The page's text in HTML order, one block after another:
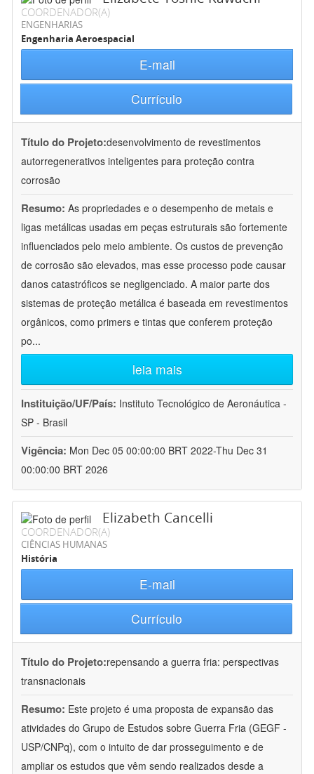
COORDENADOR(A)
ENGENHARIAS
Engenharia Aeroespacial
E-mail
Currículo
Título do Projeto:desenvolvimento de revestimentos
autorregenerativos inteligentes para proteção contra
corrosão
Resumo: As propriedades e o desempenho de metais e
ligas metálicas usadas em peças estruturais são fortemente
influenciados pelo meio ambiente. Os custos de prevenção
de corrosão são elevados, mas esse processo pode causar
danos catastróficos se negligenciado. A maior parte dos
sistemas de proteção metálica é baseada em revestimentos
orgânicos, como primers e tintas que conferem proteção
po...
leia mais
Instituição/UF/País: Instituto Tecnológico de Aeronáutica -
SP - Brasil
Vigência: Mon Dec 05 00:00:00 BRT 2022-Thu Dec 31
00:00:00 BRT 2026
Elizabeth Cancelli
COORDENADOR(A)
CIÊNCIAS HUMANAS
História
E-mail
Currículo
Título do Projeto:repensando a guerra fria: perspectivas
transnacionais
Resumo: Este projeto é uma proposta de expansão das
atividades do Grupo de Estudos sobre Guerra Fria (GEGF -
USP/CNPq), com o intuito de dar prosseguimento e de
ampliar os estudos que vêm sendo realizados desde a